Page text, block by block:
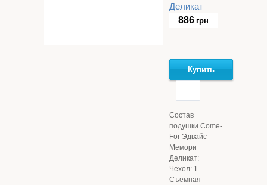
Деликат
886 грн
Купить
Состав
подушки Come-
For Эдвайс
Мемори
Деликат:
Чехол: 1.
Съёмная